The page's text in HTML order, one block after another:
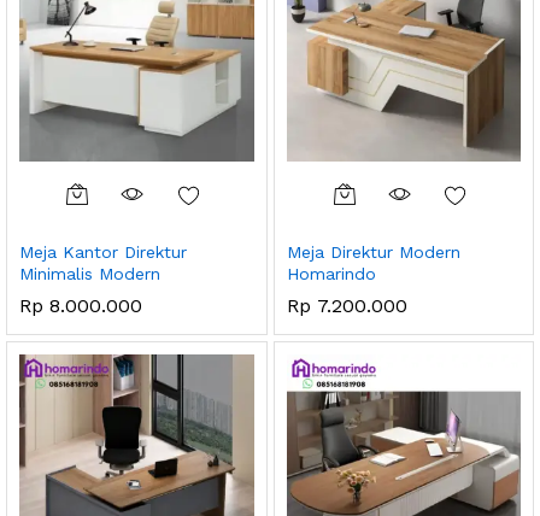
Meja Kantor Direktur
Minimalis Modern
Rp 8.000.000
Meja Direktur Modern
Homarindo
Rp 7.200.000